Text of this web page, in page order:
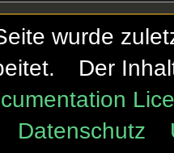
wurde
Der
Datenschutz